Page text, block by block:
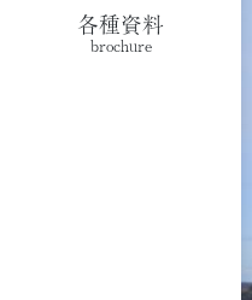
各種資料
brochure